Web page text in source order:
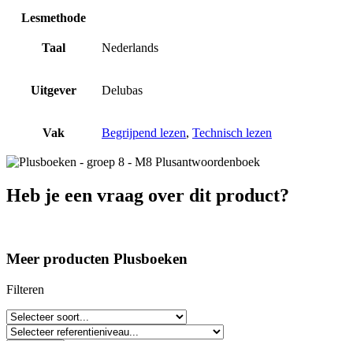
Lesmethode
Taal Nederlands
Uitgever Delubas
Vak Begrijpend lezen, Technisch lezen
Heb je een vraag over dit product?
Meer producten Plusboeken
Filteren